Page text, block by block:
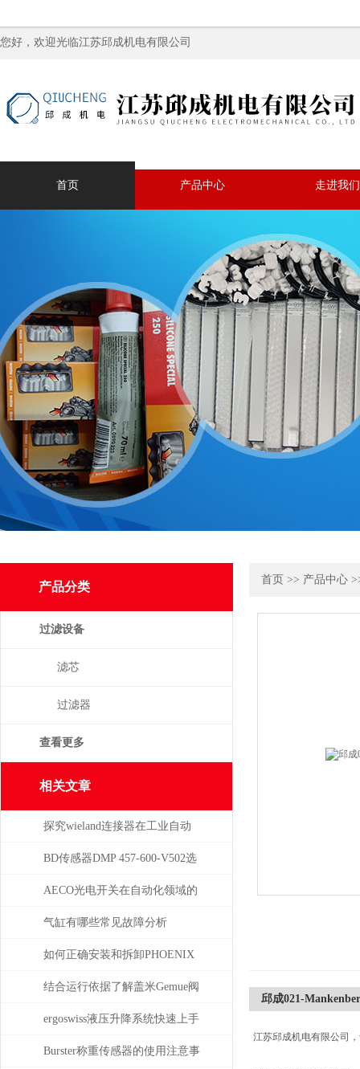
您好，欢迎光临江苏邱成机电有限公司
首页 产品中心 走进我们
产品分类
过滤设备
滤芯
过滤器
查看更多
相关文章
探究wieland连接器在工业自动
化系统中的即插即用与应用优
势
BD传感器DMP 457-600-V502选
择使用注意事项
AECO光电开关在自动化领域的
与应用
气缸有哪些常见故障分析
如何正确安装和拆卸PHOENIX
菲尼克斯连接器？
结合运行依据了解盖米Gemue阀
门
ergoswiss液压升降系统快速上手
指南
Burster称重传感器的使用注意事
首页 >> 产品中心
邱成021-
江苏邱成机电有限公司